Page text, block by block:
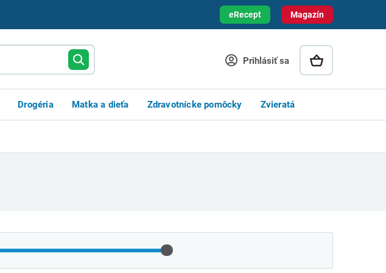
Magazín
eRecept
Prihlásiť sa
Drogéria Matka a dieťa Zdravotnícke pomôcky Zvieratá